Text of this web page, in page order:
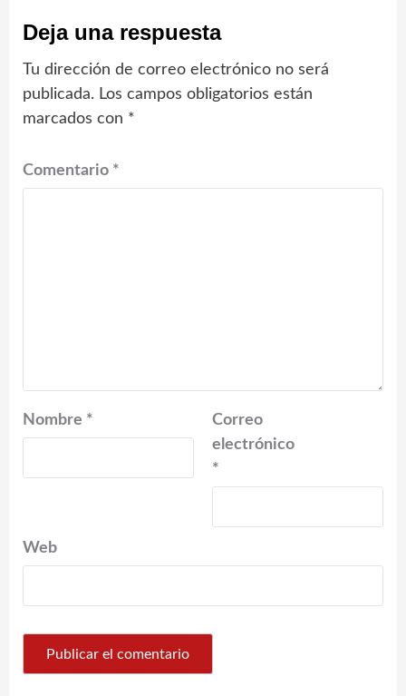
Deja una respuesta
Tu dirección de correo electrónico no será
publicada. Los campos obligatorios están
marcados con *
Comentario *
Nombre *
Correo
electrónico
*
Web